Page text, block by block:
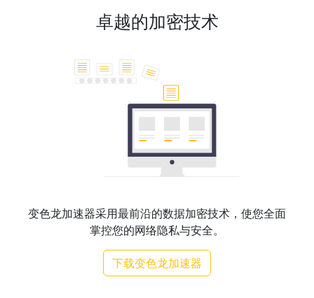
卓越的加密技术
变色龙加速器采用最前沿的数据加密技术，使您全面
掌控您的网络隐私与安全。
下载变色龙加速器